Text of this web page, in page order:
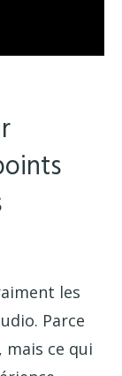
les
Parce
mais ce qui